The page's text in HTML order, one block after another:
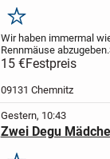
Merken
Wir haben immermal
Rennmäuse abzugeben.
neugierig, aufgeweckt
AKTUELL 4
Maus 15 EURAb 2
EUR Abholung in...
15 €Festpreis
09131 Chemnitz
Gestern, 10:43
Zwei Degu